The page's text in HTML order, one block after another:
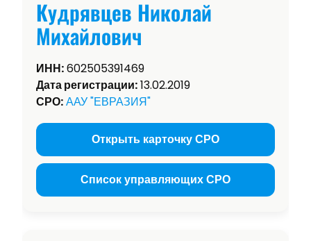
Кудрявцев Николай
Михайлович
ИНН:602505391469
Дата регистрации:13.02.2019
СРО:ААУ "ЕВРАЗИЯ"
Открыть карточку СРО
Список управляющих СРО